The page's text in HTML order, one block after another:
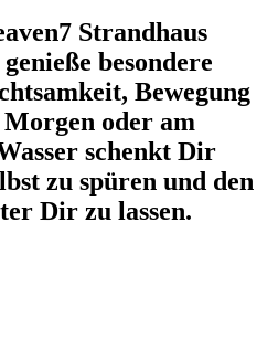
Strandhaus
besondere
Bewegung
oder am
schenkt Dir
zu spüren und den
Dir zu lassen.